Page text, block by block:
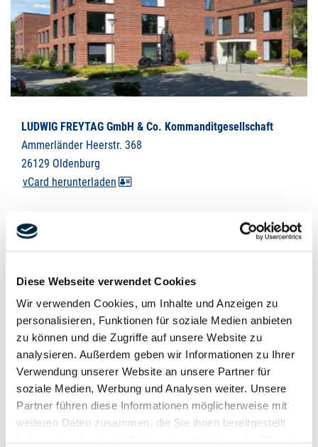
Diese Webseite verwendet Cookies
Wir verwenden Cookies, um Inhalte und Anzeigen zu
personalisieren, Funktionen für soziale Medien anbieten
zu können und die Zugriffe auf unsere Website zu
analysieren. Außerdem geben wir Informationen zu Ihrer
Verwendung unserer Website an unsere Partner für
soziale Medien, Werbung und Analysen weiter. Unsere
Partner führen diese Informationen möglicherweise mit
weiteren Daten zusammen, die Sie ihnen bereitgestellt
LUDWIG FREYTAG GmbH & Co. Kommanditgesellschaft
Ammerländer Heerstr. 368
26129 Oldenburg
vCard herunterladen
Telefon
Telefax +49 441 9704-100
KONTAKT
Unternehmensgruppe